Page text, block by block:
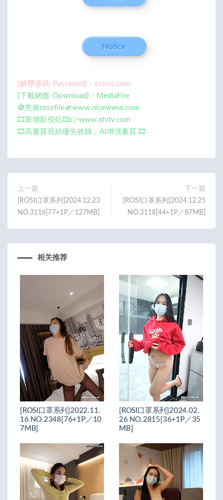
Notice
[解壓密碼-Password]：sssins.com
[下載網盤-Download]：MediaFire
🚫失效rosefile🛫www.nicewww.com
🎞️新增影視站🎞️👉www.xtvtv.com
🎞️高畫質視頻優先收錄，AI增强畫質.🎞️
上一篇
[ROSI口罩系列]2024.12.23
NO.3116[77+1P／127MB]
下一篇
[ROSI口罩系列]2024.12.25
NO.3118[44+1P／87MB]
相关推荐
[ROSI口罩系列]2022.11.
16 NO.2348[76+1P／10
7MB]
[ROSI口罩系列]2024.02.
26 NO.2815[36+1P／35
MB]